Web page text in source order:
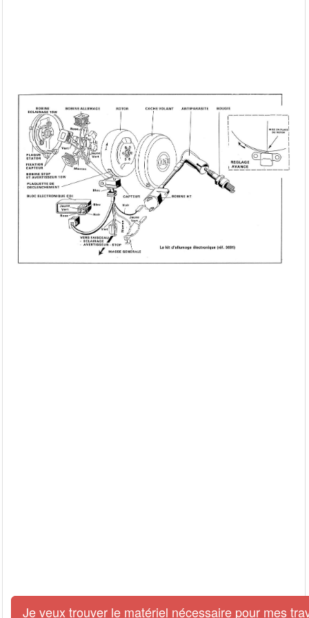
Je veux trouver le matériel nécessaire pour mes